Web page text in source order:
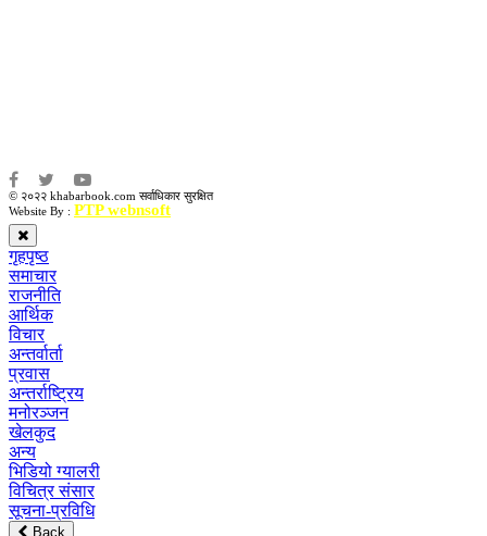
© २०२२ khabarbook.com सर्वाधिकार सुरक्षित
Website By : PTP webnsoft
गृहपृष्ठ
समाचार
राजनीति
आर्थिक
विचार
अन्तर्वार्ता
प्रवास
अन्तर्राष्ट्रिय
मनोरञ्जन
खेलकुद
अन्य
भिडियो ग्यालरी
विचित्र संसार
सूचना-प्रविधि
Back